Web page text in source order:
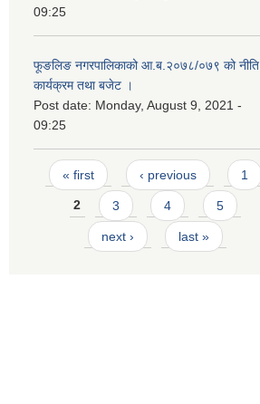
09:25
फूङलिङ नगरपालिकाको आ.ब.२०७८/०७९ को नीति
कार्यक्रम तथा बजेट ।
Post date: Monday, August 9, 2021 -
09:25
Pages
« first ‹ previous 1
2 3 4 5
next › last »